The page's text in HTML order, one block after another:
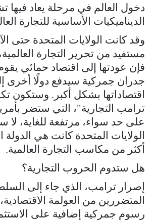
دخول العالم في مرحلة يعاد فيها
الديناميكيات الأساسية للتجارة
وقد كانت الولايات المتحدة حتى
مستفيد من تحرير التجارة العالمية،
فإن عودتها إلى اقتصاد حمائي
جدران جمركية سيدفع دولًا أخرى
اقتصاداتها بشكل أكبر. وستكون
ترامب التجارية"، التي ستضر
على حد سواء، مرتفعة للغاية، لا
الولايات المتحدة كانت هي
أكثر من مكاسب التجارة العالمية.
هل ستدوم الحروب التجارية؟
إصرار ترامب، الذي جاء إلى
المتضررين من العولمة
رسوم جمركية إضافية على